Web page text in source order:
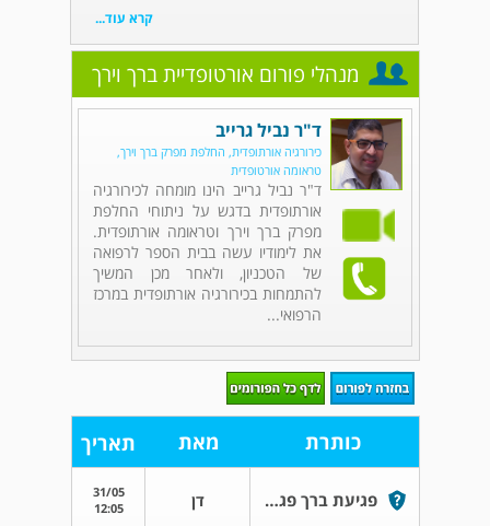
קרא עוד...
מנהלי פורום אורטופדיית ברך וירך
ד"ר נביל גרייב
כירורגיה אורתופדית, החלפת מפרק ברך וירך,
טראומה אורטופדית
ד"ר נביל גרייב הינו מומחה לכירורגיה
אורתופדית בדגש על ניתוחי החלפת
מפרק ברך וירך וטראומה אורתופדית.
את לימודיו עשה בבית הספר לרפואה
של הטכניון, ולאחר מכן המשיך
להתמחות בכירורגיה אורתופדית במרכז
הרפואי...
כותרת מאת תאריך
פגיעת ברך פגיעת ספורט ברך דן
31/05
12:05